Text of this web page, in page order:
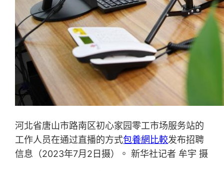
河北省唐山市路南区初心家园零工市场服务站的
工作人员在通过直播的方式包養網比較发布招聘
信息（2023年7月2日摄）。 新华社记者 牟宇 摄